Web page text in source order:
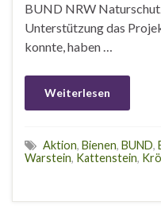
BUND NRW
Unterstützung das
konnte, haben …
Weiterlesen
Aktion, Bienen, BUND,
Warstein, Kattenstein,